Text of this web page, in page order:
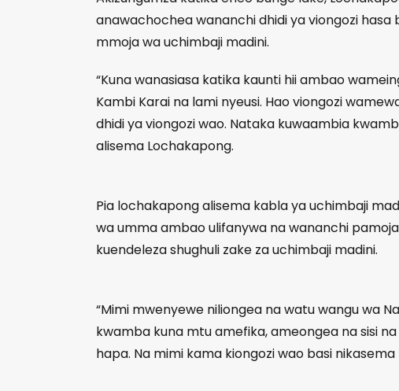
anawachochea wananchi dhidi ya viongozi hasa
mmoja wa uchimbaji madini.
“Kuna wanasiasa katika kaunti hii ambao
Kambi Karai na lami nyeusi. Hao viongozi
dhidi ya viongozi wao. Nataka kuwaambia
alisema Lochakapong.
Pia lochakapong alisema kabla ya uchimbaji
wa umma ambao ulifanywa na wananchi
kuendeleza shughuli zake za uchimbaji madini.
“Mimi mwenyewe niliongea na watu wangu wa
kwamba kuna mtu amefika, ameongea na sisi
hapa. Na mimi kama kiongozi wao basi